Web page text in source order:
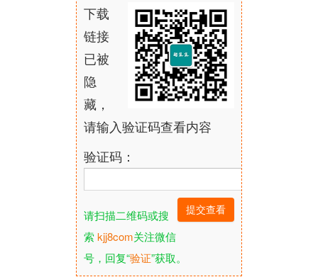
下载
链接
已被
隐
藏，
请输入验证码查看内容
验证码：
请扫描二维码或搜
索kjj8com关注微信
号，回复“验证”获取。